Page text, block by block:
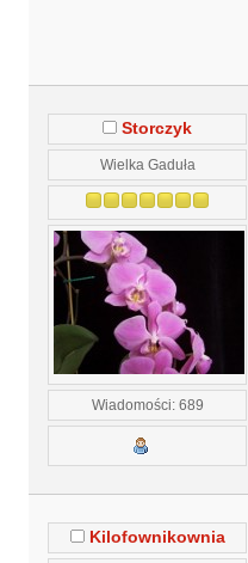
Storczyk
Wielka Gaduła
Wiadomości: 689
Kilofownikownia